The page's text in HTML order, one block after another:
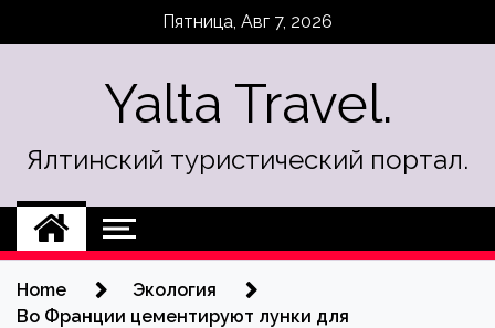
Пятница, Авг 7, 2026
Yalta Travel.
Ялтинский туристический портал.
Home
Экология
Во Франции цементируют лунки для